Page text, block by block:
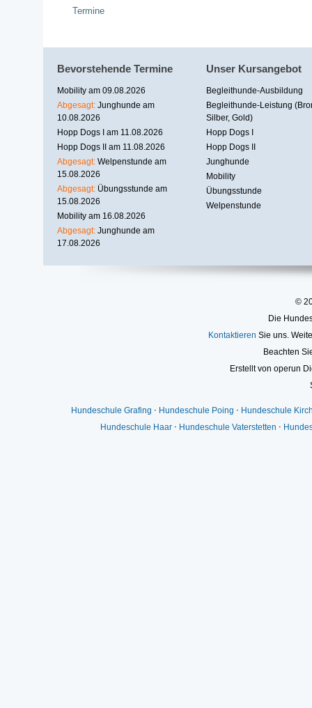
Termine
Bevorstehende Termine
Mobility am 09.08.2026
Abgesagt: Junghunde am
10.08.2026
Hopp Dogs I am 11.08.2026
Hopp Dogs II am 11.08.2026
Abgesagt: Welpenstunde am
15.08.2026
Abgesagt: Übungsstunde am
15.08.2026
Mobility am 16.08.2026
Abgesagt: Junghunde am
17.08.2026
Unser Kursangebot
Begleithunde-Ausbildung
Begleithunde-Leistung
Silber, Gold)
Hopp Dogs I
Hopp Dogs II
Junghunde
Mobility
Übungsstunde
Welpenstunde
©
Die
Kontaktieren Sie uns.
Beachten
Erstellt von operun
Hundeschule Grafing ⋅ Hundeschule Poing ⋅ Hundeschule
Hundeschule Haar ⋅ Hundeschule Vaterstetten ⋅